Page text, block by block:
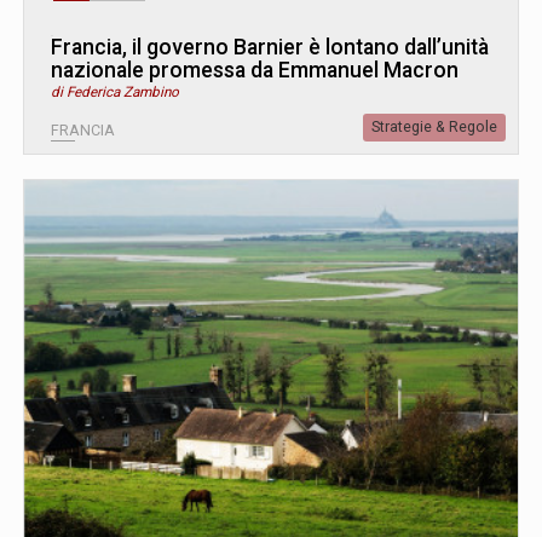
Francia, il governo Barnier è lontano dall’unità
nazionale promessa da Emmanuel Macron
di Federica Zambino
FRANCIA Strategie & Regole